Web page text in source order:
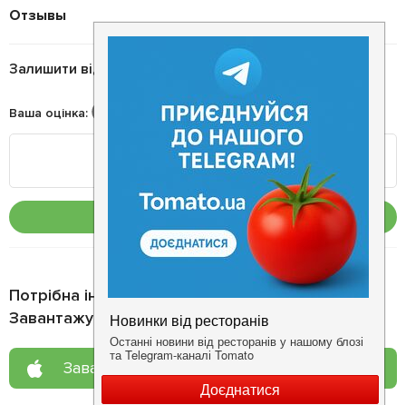
Отзывы
Залишити відгук
Ваша оцінка:
Потрібна інформація про заклад?
Завантажуйте додаток!
Завантажте у